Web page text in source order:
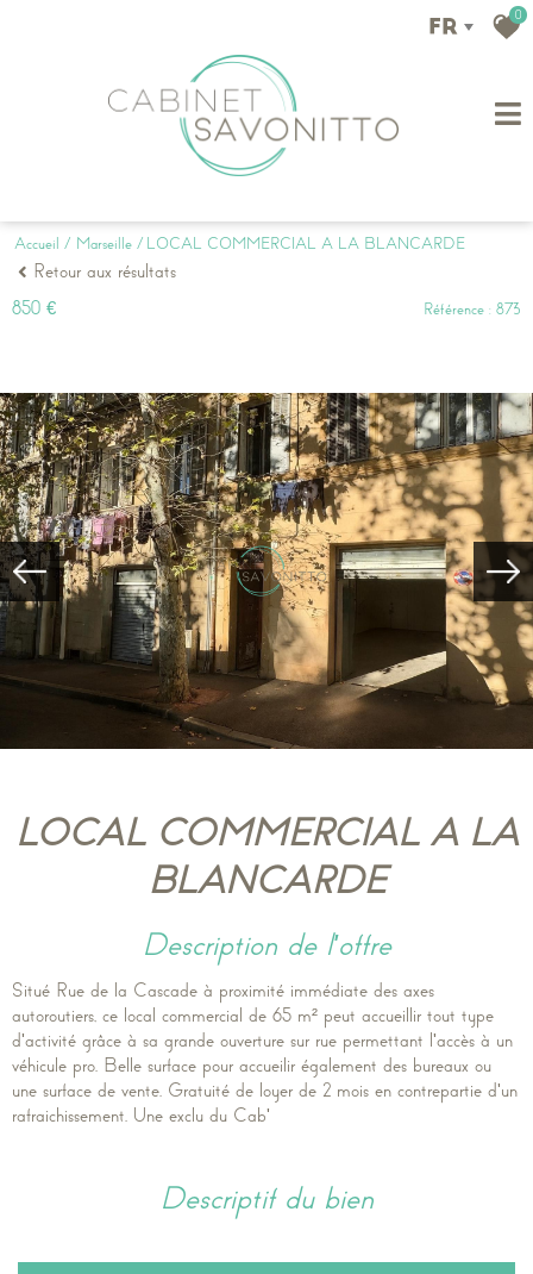
FR 0
Accueil Marseille LOCAL COMMERCIAL A LA BLANCARDE
Retour aux résultats
850 €
Référence : 873
LOCAL COMMERCIAL A LA
BLANCARDE
description de l'offre
Situé Rue de la Cascade à proximité immédiate des axes
autoroutiers, ce local commercial de 65 m² peut accueillir tout type
d'activité grâce à sa grande ouverture sur rue permettant l'accès à un
véhicule pro. Belle surface pour accueilir également des bureaux ou
une surface de vente. Gratuité de loyer de 2 mois en contrepartie d'un
rafraichissement. Une exclu du Cab'
descriptif du bien